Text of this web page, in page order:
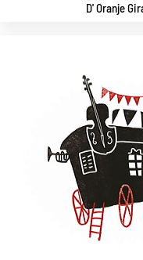
D' Oranje